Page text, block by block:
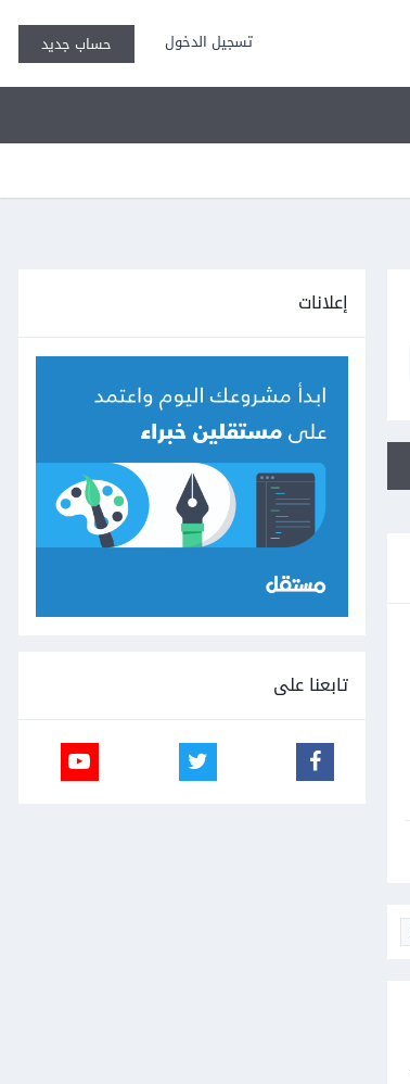
تسجيل الدخول حساب جديد
إعلانات
تابعنا على